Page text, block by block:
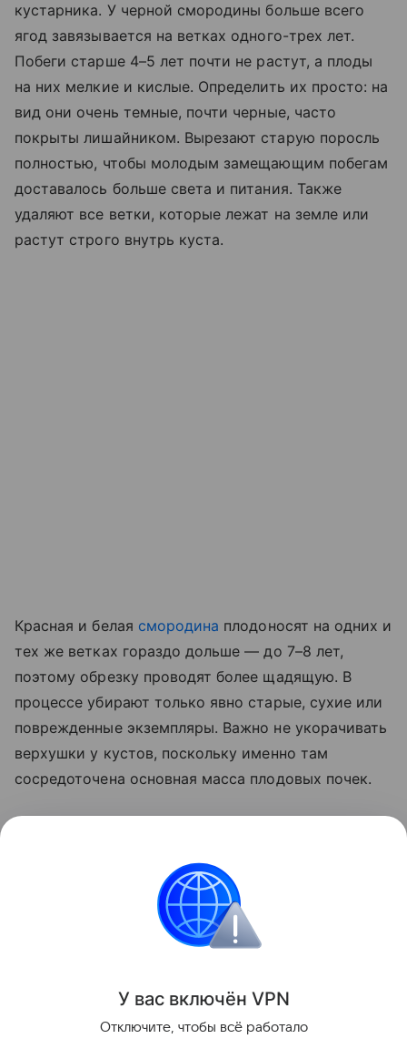
кустарника. У черной смородины больше всего
ягод завязывается на ветках одного-трех лет.
Побеги старше 4–5 лет почти не растут, а плоды
на них мелкие и кислые. Определить их просто: на
вид они очень темные, почти черные, часто
покрыты лишайником. Вырезают старую поросль
полностью, чтобы молодым замещающим побегам
доставалось больше света и питания. Также
удаляют все ветки, которые лежат на земле или
растут строго внутрь куста.
Красная и белая смородина плодоносят на одних и
тех же ветках гораздо дольше — до 7–8 лет,
поэтому обрезку проводят более щадящую. В
процессе убирают только явно старые, сухие или
поврежденные экземпляры. Важно не укорачивать
верхушки у кустов, поскольку именно там
сосредоточена основная масса плодовых почек.
кустам силы восстановиться и уйти в зиму
У вас включён VPN
Отключите, чтобы всё работало